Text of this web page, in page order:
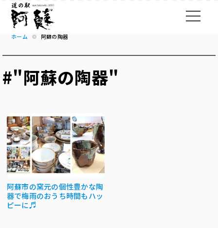
ホーム 阿蘇の陶器
#"阿蘇の陶器"
阿蘇市の窯元の個性豊かな陶
器で梅雨のおうち時間もハッ
ピーに♬